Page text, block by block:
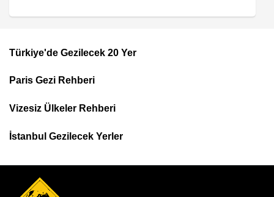
Footer
Top
Menu
Türkiye'de Gezilecek 20 Yer
Paris Gezi Rehberi
Vizesiz Ülkeler Rehberi
İstanbul Gezilecek Yerler